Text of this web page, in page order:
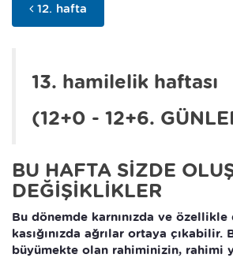
12. hafta
13. hamilelik haftası
(12+0 - 12+6.
BU HAFTA SİZDE
DEĞİŞİKLİKLER
Bu dönemde karnınızda ve özellikle
kasığınızda ağrılar ortaya çıkabilir.
büyümekte olan rahiminizin, rahimi